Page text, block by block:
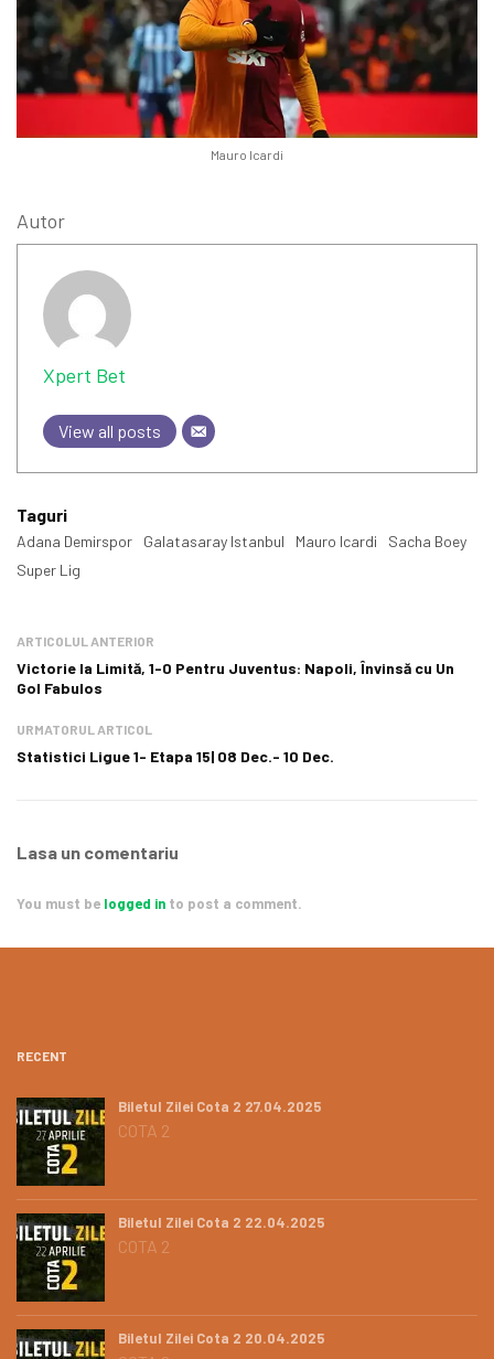
Mauro Icardi
Autor
Xpert Bet
View all posts
Taguri
Adana Demirspor Galatasaray Istanbul Mauro Icardi
Sacha Boey
Super Lig
ARTICOLUL ANTERIOR
Victorie la Limită, 1-0 Pentru Juventus: Napoli, Învinsă cu Un
Gol Fabulos
URMATORUL ARTICOL
Statistici Ligue 1- Etapa 15| 08 Dec.- 10 Dec.
Lasa un comentariu
You must be logged in to post a comment.
RECENT
Biletul Zilei Cota 2 27.04.2025
COTA 2
Biletul Zilei Cota 2 22.04.2025
COTA 2
Biletul Zilei Cota 2 20.04.2025